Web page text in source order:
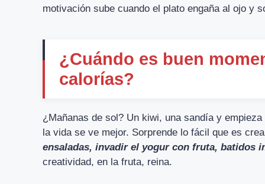
motivación sube cuando el plato engaña al ojo y
¿Cuándo es buen
calorías?
¿Mañanas de sol? Un kiwi, una sandía y
la vida se ve mejor. Sorprende lo fácil que es
ensaladas, invadir el yogur con fruta, batidos
creatividad, en la fruta, reina.